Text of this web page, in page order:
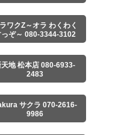
ワクZ～オラ わくわく
っぞ～ 080-3344-3102
天地 松本店 080-6933-
2483
サクラ 070-2616-
9986